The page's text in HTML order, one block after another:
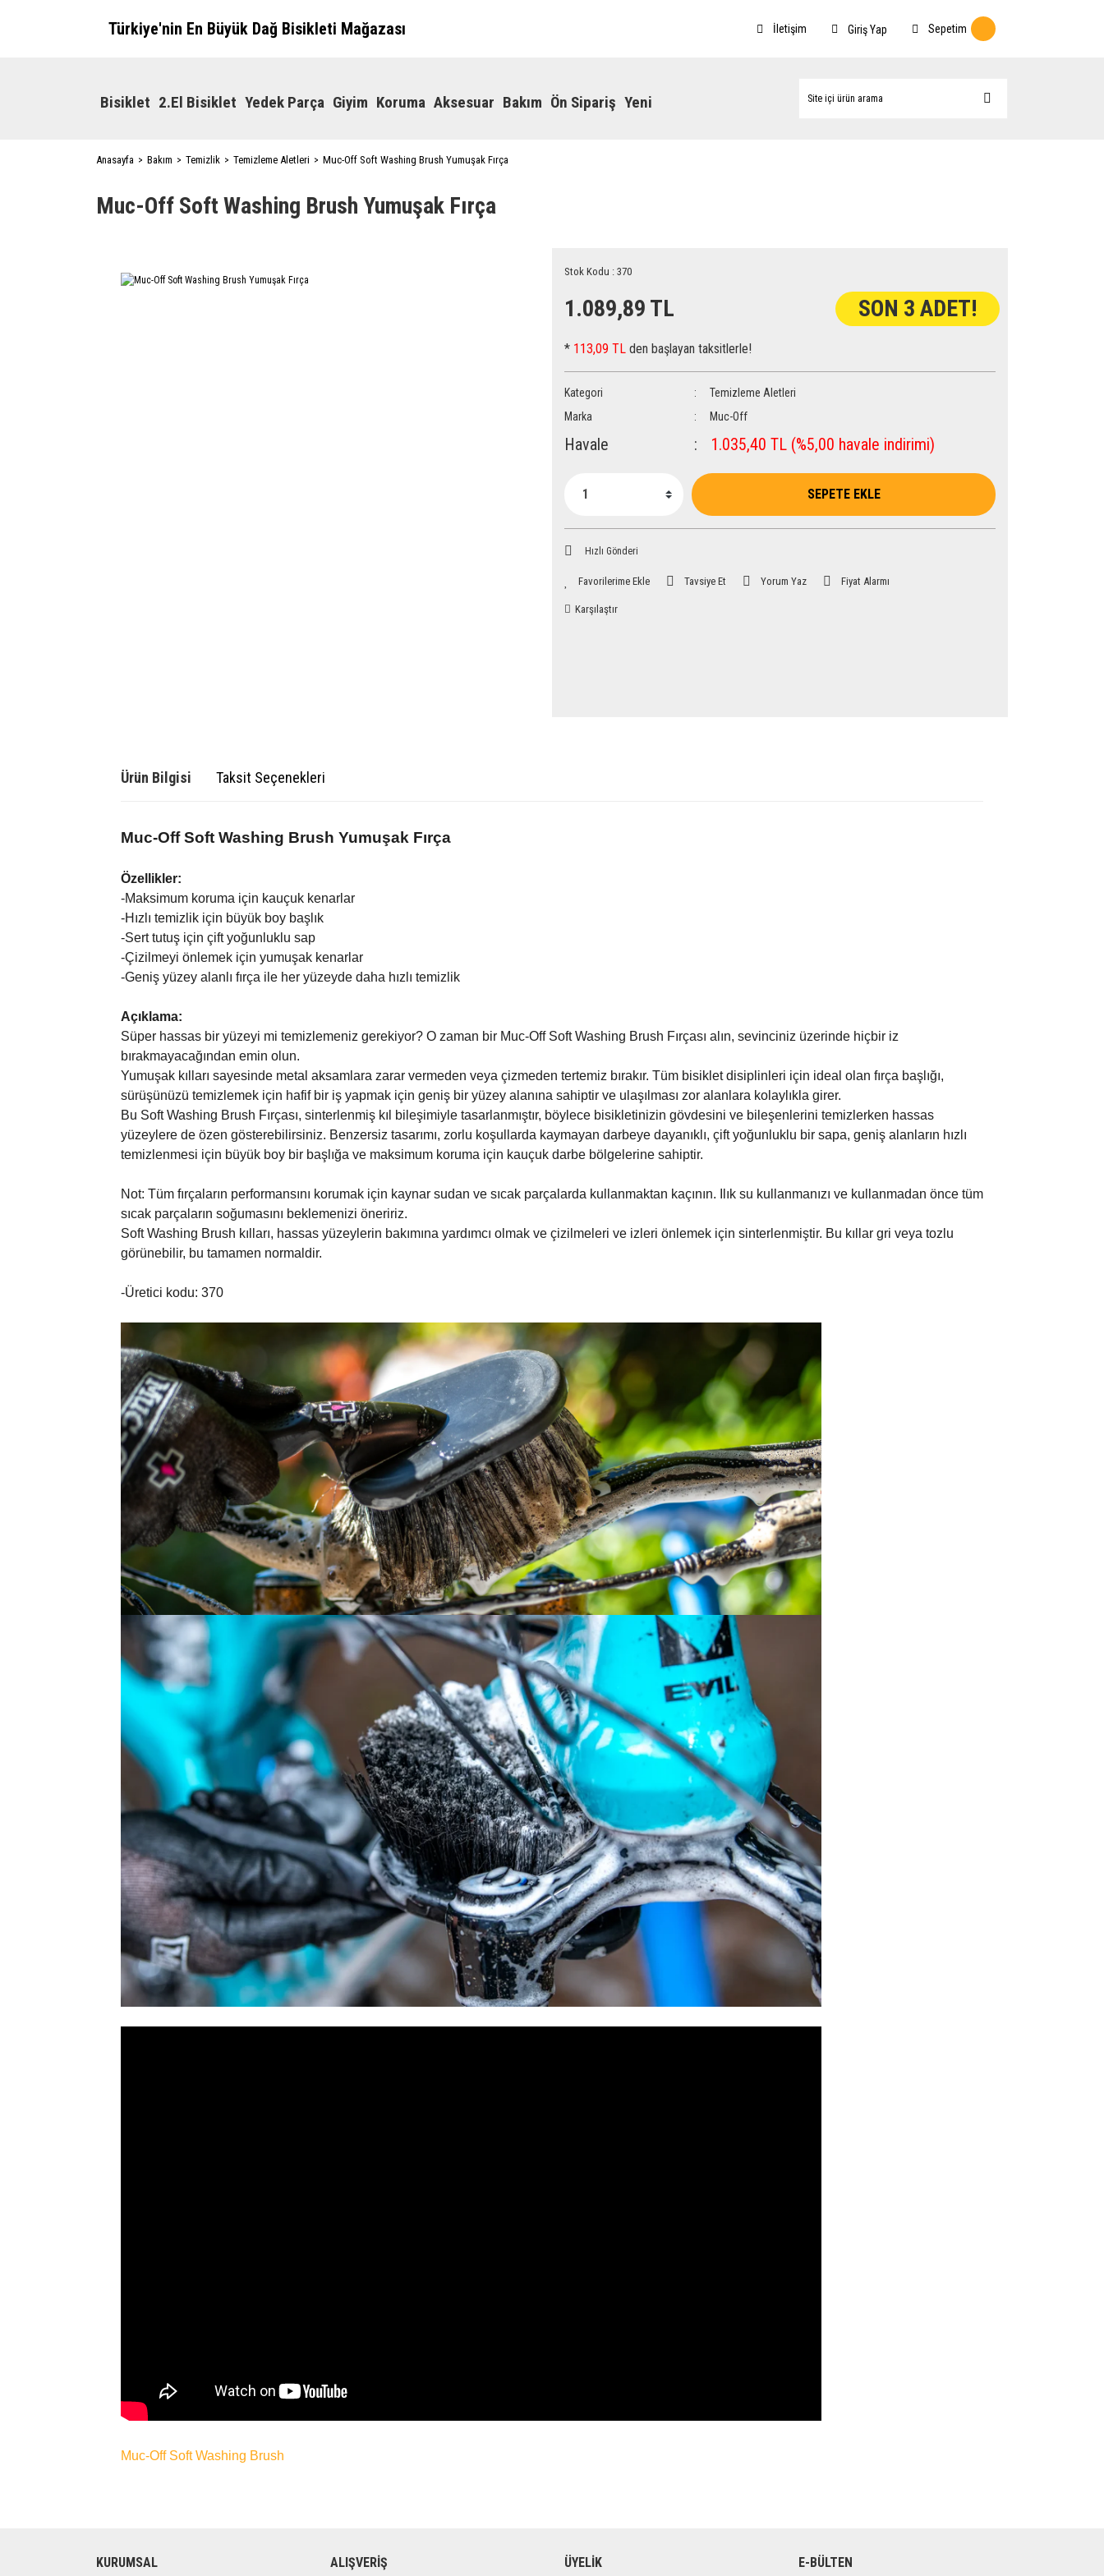
Türkiye'nin En Büyük Dağ Bisikleti Mağazası İletişim Giriş Yap Sepetim
Bisiklet 2.El Bisiklet Yedek Parça Giyim Koruma Aksesuar Bakım Ön Sipariş Yeni
Anasayfa Bakım Temizlik Temizleme Aletleri Muc-Off Soft Washing Brush Yumuşak Fırça
Muc-Off Soft Washing Brush Yumuşak Fırça
Stok Kodu : 370
1.089,89 TL SON 3 ADET!
* 113,09 TL den başlayan taksitlerle!
Kategori
Temizleme Aletleri
Marka
Muc-Off
Havale 1.035,40 TL (%5,00 havale indirimi)
SEPETE EKLE
Hızlı Gönderi
Tavsiye Et Yorum Yaz Fiyat Alarmı
Karşılaştır
Ürün Bilgisi Taksit Seçenekleri
Muc-Off Soft Washing Brush Yumuşak Fırça
Özellikler:
-Maksimum koruma için kauçuk kenarlar
-Hızlı temizlik için büyük boy başlık
-Sert tutuş için çift yoğunluklu sap
-Çizilmeyi önlemek için yumuşak kenarlar
-Geniş yüzey alanlı fırça ile her yüzeyde daha hızlı temizlik
Açıklama:
Süper hassas bir yüzeyi mi temizlemeniz gerekiyor? O zaman bir Muc-Off Soft Washing Brush Fırçası alın, sevinciniz üzerinde hiçbir iz
bırakmayacağından emin olun.
Yumuşak kılları sayesinde metal aksamlara zarar vermeden veya çizmeden tertemiz bırakır. Tüm bisiklet disiplinleri için ideal olan fırça başlığı,
sürüşünüzü temizlemek için hafif bir iş yapmak için geniş bir yüzey alanına sahiptir ve ulaşılması zor alanlara kolaylıkla girer.
Bu Soft Washing Brush Fırçası, sinterlenmiş kıl bileşimiyle tasarlanmıştır, böylece bisikletinizin gövdesini ve bileşenlerini temizlerken hassas
yüzeylere de özen gösterebilirsiniz. Benzersiz tasarımı, zorlu koşullarda kaymayan darbeye dayanıklı, çift yoğunluklu bir sapa, geniş alanların hızlı
temizlenmesi için büyük boy bir başlığa ve maksimum koruma için kauçuk darbe bölgelerine sahiptir.
Not: Tüm fırçaların performansını korumak için kaynar sudan ve sıcak parçalarda kullanmaktan kaçının. Ilık su kullanmanızı ve kullanmadan önce tüm
sıcak parçaların soğumasını beklemenizi öneririz.
Soft Washing Brush kılları, hassas yüzeylerin bakımına yardımcı olmak ve çizilmeleri ve izleri önlemek için sinterlenmiştir. Bu kıllar gri veya tozlu
görünebilir, bu tamamen normaldir.
-Üretici kodu: 370
Muc-Off Soft Washing Brush
KURUMSAL ALIŞVERİŞ ÜYELİK E-BÜLTEN